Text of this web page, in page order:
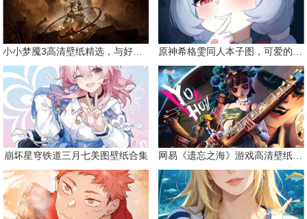
崩坏星穹铁道三月七美图壁纸合集 网易《遗忘之海》游戏高清壁纸精选